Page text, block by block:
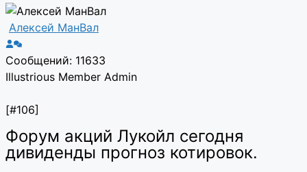
Алексей МанВал
Сообщений: 11633
Illustrious Member Admin
[#106]
Форум акций Лукойл сегодня
дивиденды прогноз котировок.